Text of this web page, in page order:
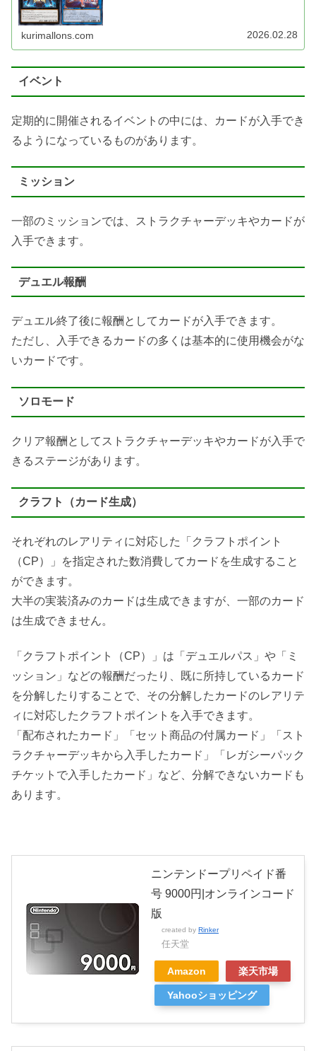
kurimallons.com 2026.02.28
イベント
定期的に開催されるイベントの中には、カードが入手でき
るようになっているものがあります。
ミッション
一部のミッションでは、ストラクチャーデッキやカードが
入手できます。
デュエル報酬
デュエル終了後に報酬としてカードが入手できます。
ただし、入手できるカードの多くは基本的に使用機会がな
いカードです。
ソロモード
クリア報酬としてストラクチャーデッキやカードが入手で
きるステージがあります。
クラフト（カード生成）
それぞれのレアリティに対応した「クラフトポイント
（CP）」を指定された数消費してカードを生成すること
ができます。
大半の実装済みのカードは生成できますが、一部のカード
は生成できません。
「クラフトポイント（CP）」は「デュエルパス」や「ミ
ッション」などの報酬だったり、既に所持しているカード
を分解したりすることで、その分解したカードのレアリテ
ィに対応したクラフトポイントを入手できます。
「配布されたカード」「セット商品の付属カード」「スト
ラクチャーデッキから入手したカード」「レガシーパック
チケットで入手したカード」など、分解できないカードも
あります。
ニンテンドープリペイド番
号 9000円|オンラインコード
版
created by Rinker
任天堂
Amazon 楽天市場
Yahooショッピング